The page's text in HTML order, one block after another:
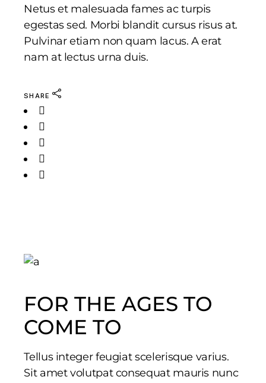
Netus et malesuada fames ac turpis
egestas sed. Morbi blandit cursus risus at.
Pulvinar etiam non quam lacus. A erat
nam at lectus urna duis.
SHARE
FOR THE AGES TO
COME TO
Tellus integer feugiat scelerisque varius.
Sit amet volutpat consequat mauris nunc